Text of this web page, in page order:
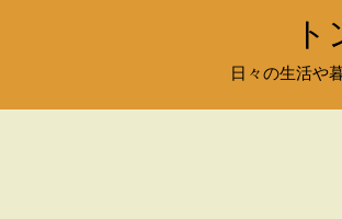
日々の生活や